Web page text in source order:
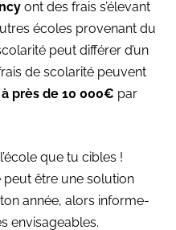
ont des frais s’élevant
écoles provenant du
peut différer d’un
de scolarité peuvent
près de 10 000€ par
que tu cibles !
peut être une solution
année, alors informe-
envisageables.